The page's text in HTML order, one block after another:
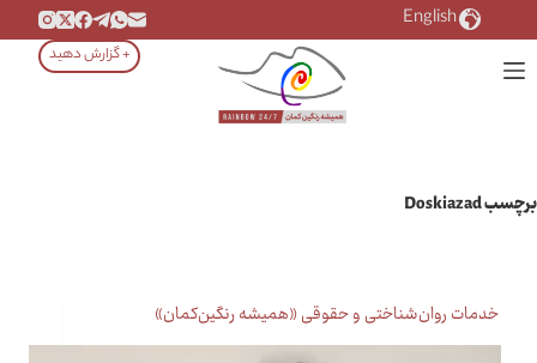
به
محتوا
English
+ گزارش دهید
برچسب
خدمات روان‌شناختی و حقوقی «همیشه رنگین‌کمان»